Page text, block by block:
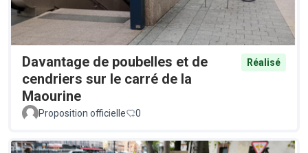
Davantage de poubelles et de
cendriers sur le carré de la
Maourine
Réalisé
Proposition officielle 0